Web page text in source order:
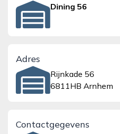
Dining 56
Adres
Rijnkade 56
6811HB Arnhem
Contactgegevens